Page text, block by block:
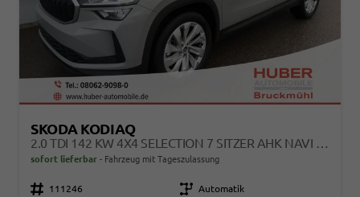
SKODA KODIAQ
2.0 TDI 142 KW 4X4 SELECTION 7 SITZER AHK NAVI KAMERA
sofort lieferbar Fahrzeug mit Tageszulassung
Fahrzeugnr. 111246 Getriebe Automatik